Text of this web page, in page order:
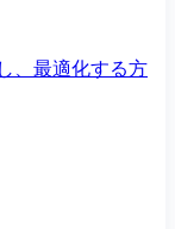
、最適化する方